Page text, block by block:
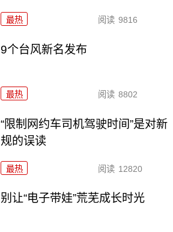
最热 阅读 9816
9个台风新名发布
最热 阅读 8802
“限制网约车司机驾驶时间”是对新
规的误读
最热 阅读 12820
别让“电子带娃”荒芜成长时光